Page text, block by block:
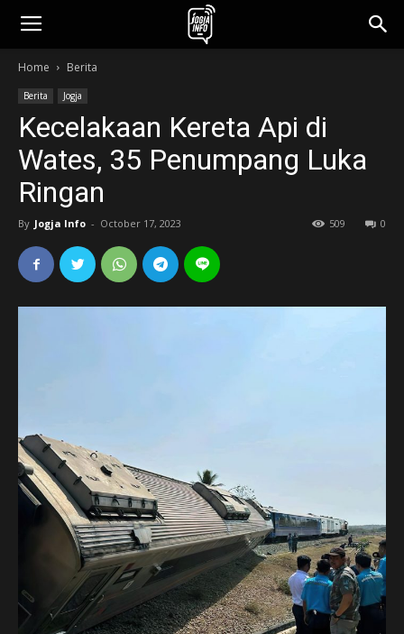
jogjainfo.id
Home Berita
Berita Jogja
Kecelakaan Kereta Api di
Wates, 35 Penumpang Luka
Ringan
By Jogja Info - October 17, 2023 0
509